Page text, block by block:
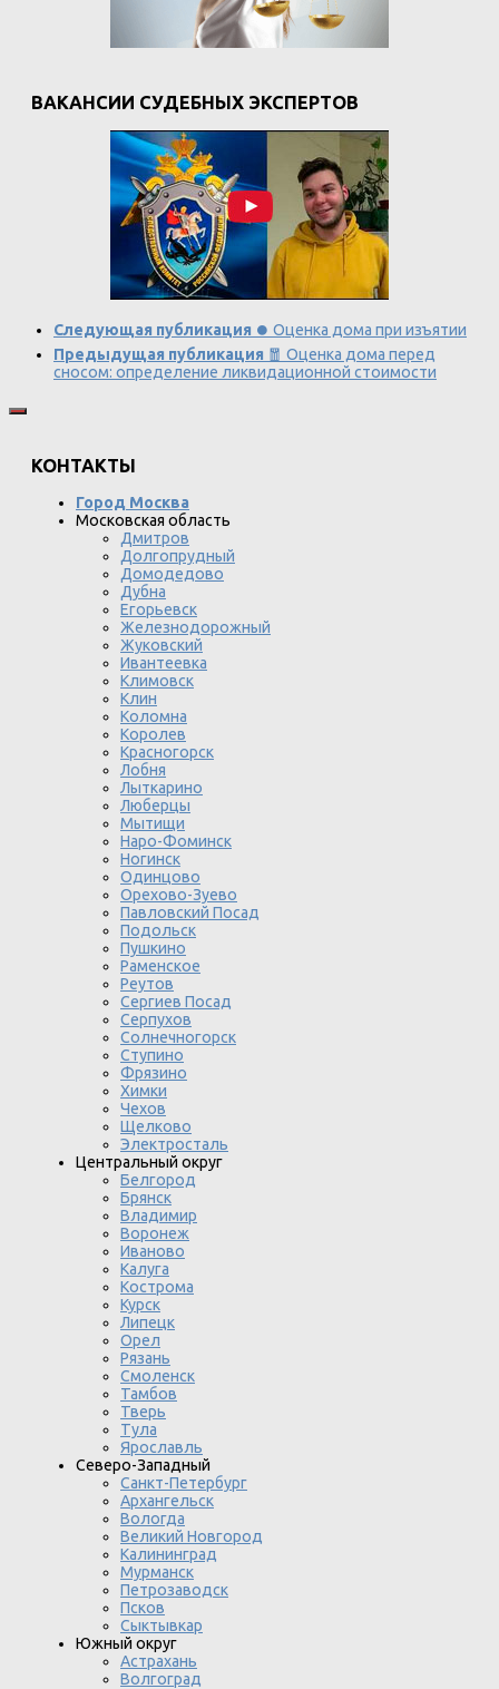
ВАКАНСИИ СУДЕБНЫХ ЭКСПЕРТОВ
Следующая публикация ⏺️ Оценка дома при изъятии
Предыдущая публикация 🧧 Оценка дома перед
сносом: определение ликвидационной стоимости
КОНТАКТЫ
Город Москва
Московская область
Дмитров
Долгопрудный
Домодедово
Дубна
Егорьевск
Железнодорожный
Жуковский
Ивантеевка
Климовск
Клин
Коломна
Королев
Красногорск
Лобня
Лыткарино
Люберцы
Мытищи
Наро-Фоминск
Ногинск
Одинцово
Орехово-Зуево
Павловский Посад
Подольск
Пушкино
Раменское
Реутов
Сергиев Посад
Серпухов
Солнечногорск
Ступино
Фрязино
Химки
Чехов
Щелково
Электросталь
Центральный округ
Белгород
Брянск
Владимир
Воронеж
Иваново
Калуга
Кострома
Курск
Липецк
Орел
Рязань
Смоленск
Тамбов
Тверь
Тула
Ярославль
Северо-Западный
Санкт-Петербург
Архангельск
Вологда
Великий Новгород
Калининград
Мурманск
Петрозаводск
Псков
Сыктывкар
Южный округ
Астрахань
Волгоград